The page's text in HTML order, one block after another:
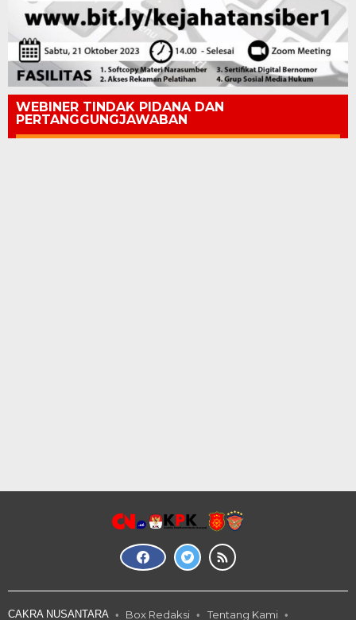
WEBINER TINDAK PIDANA DAN
PERTANGGUNGJAWABAN
CAKRA NUSANTARA Box Redaksi Tentang Kami